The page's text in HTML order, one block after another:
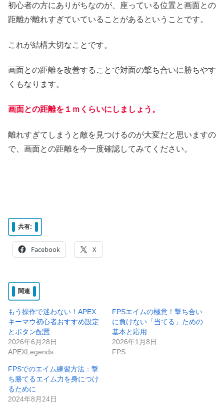
初心者の方にありがちなのが、座っている位置と画面との
距離が離れすぎていていることがあるということです。
これが結構大切なことです。
画面との距離を改善することで対面の撃ち合いに勝ちやす
くもなります。
画面との距離を１ｍくらいにしましょう。
離れすぎてしまうと敵を見つけるのが大変だと思いますの
で、画面との距離を今一度確認してみてください。
共有:
Facebook X
関連
もう操作で迷わない！APEX
キーマウ初心者おすすめ設定
とボタン配置
2026年6月28日
APEXLegends
FPSエイムの極意！撃ち合い
に負けない「当てる」ための
基本と応用
2026年1月8日
FPS
FPSでのエイム練習方法：撃
ち勝てるエイム力を身につけ
るために
2024年8月24日